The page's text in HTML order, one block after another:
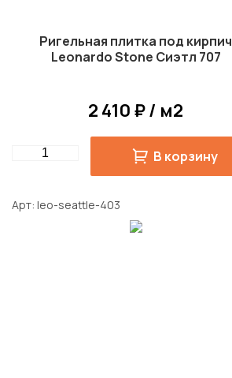
Ригельная плитка под кирпич
Leonardo Stone Сиэтл 707
2 410 ₽ / м2
Quantity В корзину
Арт leo-seattle-403